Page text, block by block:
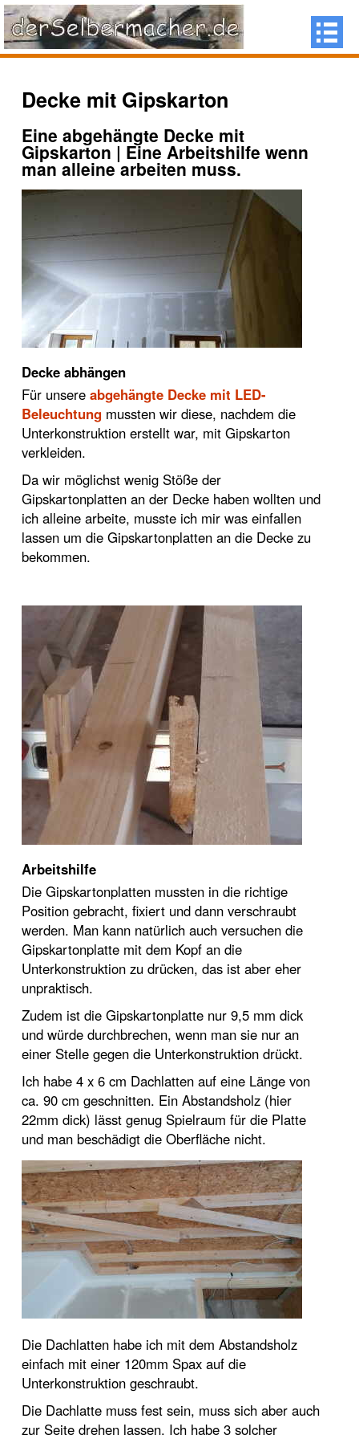
Decke mit Gipskarton
Eine abgehängte Decke mit
Gipskarton | Eine Arbeitshilfe wenn
man alleine arbeiten muss.
Decke abhängen
Für unsere abgehängte Decke mit LED-
Beleuchtung mussten wir diese, nachdem die
Unterkonstruktion erstellt war, mit Gipskarton
verkleiden.
Da wir möglichst wenig Stöße der
Gipskartonplatten an der Decke haben wollten und
ich alleine arbeite, musste ich mir was einfallen
lassen um die Gipskartonplatten an die Decke zu
bekommen.
Arbeitshilfe
Die Gipskartonplatten mussten in die richtige
Position gebracht, fixiert und dann verschraubt
werden. Man kann natürlich auch versuchen die
Gipskartonplatte mit dem Kopf an die
Unterkonstruktion zu drücken, das ist aber eher
unpraktisch.
Zudem ist die Gipskartonplatte nur 9,5 mm dick
und würde durchbrechen, wenn man sie nur an
einer Stelle gegen die Unterkonstruktion drückt.
Ich habe 4 x 6 cm Dachlatten auf eine Länge von
ca. 90 cm geschnitten. Ein Abstandsholz (hier
22mm dick) lässt genug Spielraum für die Platte
und man beschädigt die Oberfläche nicht.
Die Dachlatten habe ich mit dem Abstandsholz
einfach mit einer 120mm Spax auf die
Unterkonstruktion geschraubt.
Die Dachlatte muss fest sein, muss sich aber auch
zur Seite drehen lassen. Ich habe 3 solcher